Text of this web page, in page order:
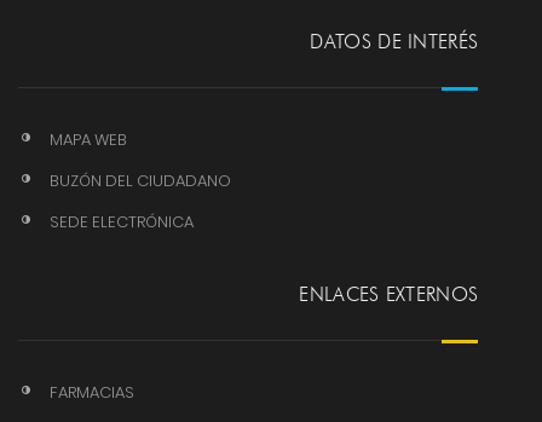
DATOS DE INTERÉS
MAPA WEB
BUZÓN DEL CIUDADANO
SEDE ELECTRÓNICA
ENLACES EXTERNOS
FARMACIAS